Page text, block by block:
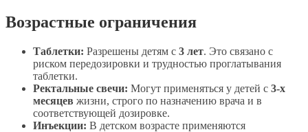
Возрастные ограничения
Таблетки: Разрешены детям с 3 лет. Это связано с
риском передозировки и трудностью проглатывания
таблетки.
Ректальные свечи: Могут применяться у детей с 3-х
месяцев жизни, строго по назначению врача и в
соответствующей дозировке.
Инъекции: В детском возрасте применяются